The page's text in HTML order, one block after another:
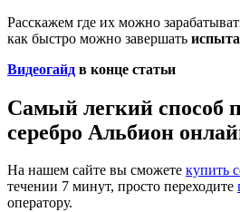
Расскажем где их можно
как быстро можно завершать
Видеогайд в конце статьи
Самый легкий способ
серебро Альбион
На нашем сайте вы сможете купить
течении 7 минут, просто переходите
оператору.